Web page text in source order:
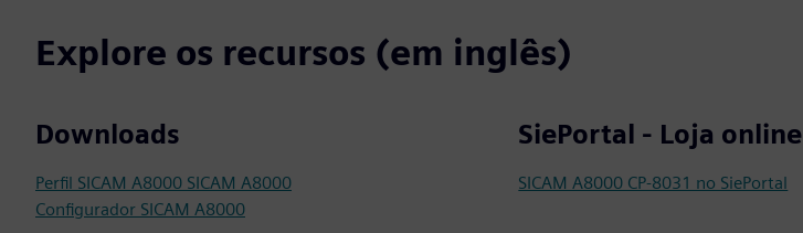
Explore os recursos (em inglês)
Downloads
Perfil SICAM A8000 SICAM A8000
Configurador SICAM A8000
SiePortal - Loja online
SICAM A8000 CP-8031 no SiePortal